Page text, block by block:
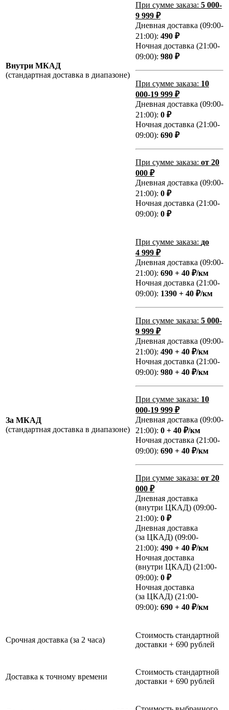
Внутри МКАД
(стандартная доставка в диапазоне)
При сумме заказа: 5 000-
9 999 ₽
Дневная доставка (09:00-
21:00): 490 ₽
Ночная доставка (21:00-
09:00): 980 ₽
При сумме заказа: 10
000-19 999 ₽
Дневная доставка (09:00-
21:00): 0 ₽
Ночная доставка (21:00-
09:00): 690 ₽
При сумме заказа: от 20
000 ₽
Дневная доставка (09:00-
21:00): 0 ₽
Ночная доставка (21:00-
09:00): 0 ₽
За МКАД
(стандартная доставка в диапазоне)
При сумме заказа: до
4 999 ₽
Дневная доставка (09:00-
21:00): 690 + 40 ₽/км
Ночная доставка (21:00-
09:00): 1390 + 40 ₽/км
При сумме заказа: 5 000-
9 999 ₽
Дневная доставка (09:00-
21:00): 490 + 40 ₽/км
Ночная доставка (21:00-
09:00): 980 + 40 ₽/км
При сумме заказа: 10
000-19 999 ₽
Дневная доставка (09:00-
21:00): 0 + 40 ₽/км
Ночная доставка (21:00-
09:00): 690 + 40 ₽/км
При сумме заказа: от 20
000 ₽
Дневная доставка
(внутри ЦКАД) (09:00-
21:00): 0 ₽
Дневная доставка
(за ЦКАД) (09:00-
21:00): 490 + 40 ₽/км
Ночная доставка
(внутри ЦКАД) (21:00-
09:00): 0 ₽
Ночная доставка
(за ЦКАД) (21:00-
09:00): 690 + 40 ₽/км
Срочная доставка (за 2 часа)
Стоимость стандартной
доставки + 690 рублей
Доставка к точному времени
Стоимость стандартной
доставки + 690 рублей